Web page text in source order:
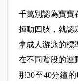
千萬別認為寶寶
揮動四肢，就認
拿成人游泳的標
在不同階段的運
那30至40分鐘